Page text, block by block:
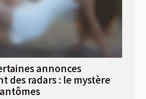
annonces
des radars : le mystère